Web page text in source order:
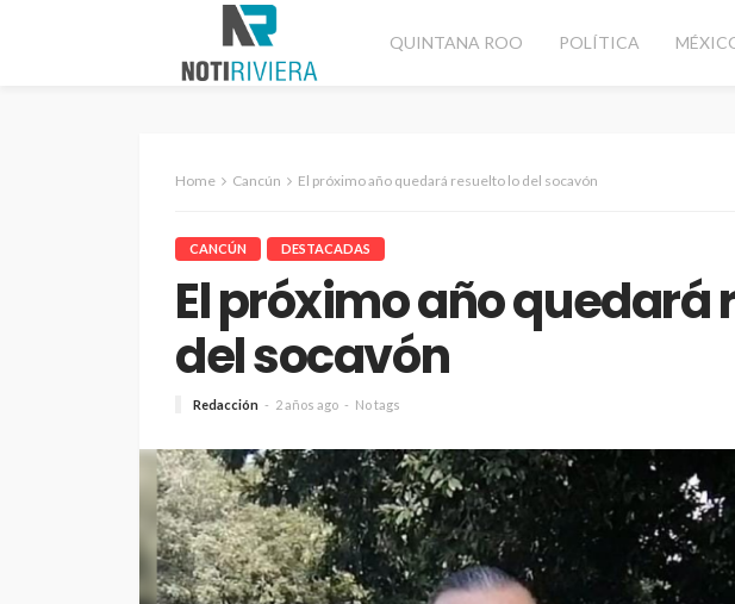
QUINTANA ROO POLÍTICA
Home Cancún El próximo año quedará resuelto lo del socavón
CANCÚN DESTACADAS
El próximo año quedará
del socavón
Redacción 2 años ago No tags
CANCÚN DESTACADAS
Refuerzan seguridad vial con
mantenimiento y
rehabilitación de calles en
El